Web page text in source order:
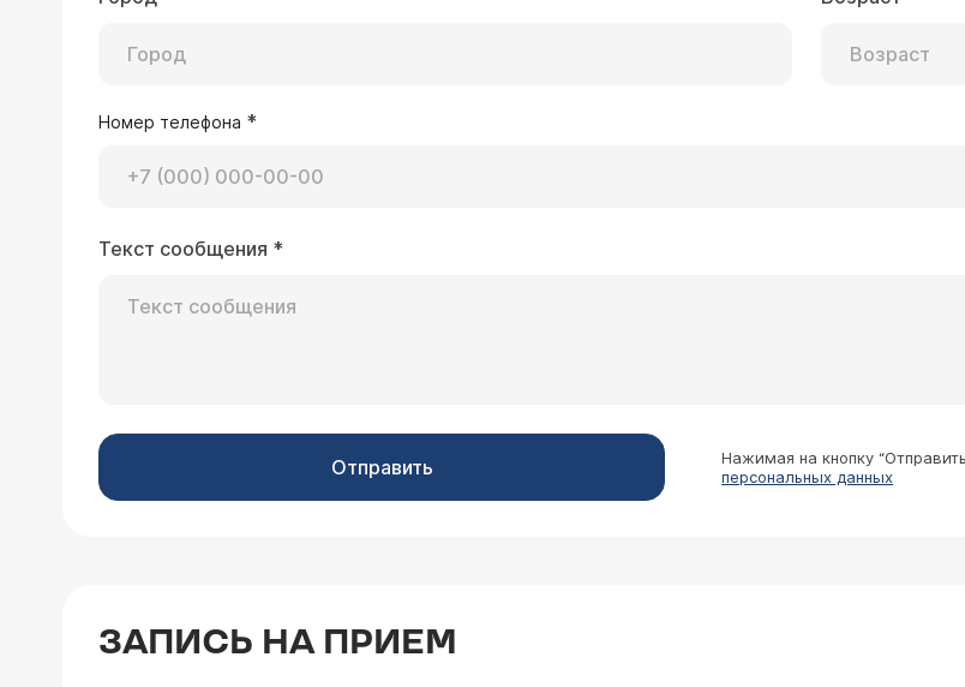
Проблема - гидроцеле, сделал операцию Бергмана, удалили оболочку,
здорового. Терпимая боль с боковой стороны этого яичка. Что скажете и
спал во время операции, и сколько мне обойдётся операция? С большим
Спасибо!
Уважаемый Павел! У нас все подобные операции выполняются
Номер телефона *
Текст сообщения *
Отправить Нажимая на кнопку
персональных данных
ЗАПИСЬ НА ПРИЕМ